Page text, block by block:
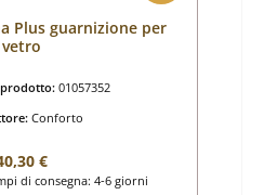
Plus guarnizione per
vetro
01057352
Conforto
normale:
€
di consegna: 4-6 giorni